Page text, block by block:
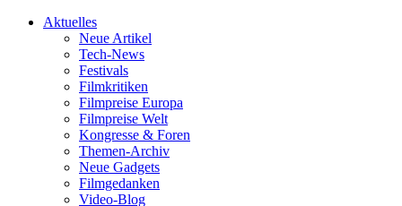
Aktuelles
Neue Artikel
Tech-News
Festivals
Filmkritiken
Filmpreise Europa
Filmpreise Welt
Kongresse & Foren
Themen-Archiv
Neue Gadgets
Filmgedanken
Video-Blog